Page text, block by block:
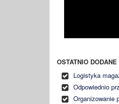
OSTATNIO DODANE
Logistyka
Odpowiednio
Organizowanie